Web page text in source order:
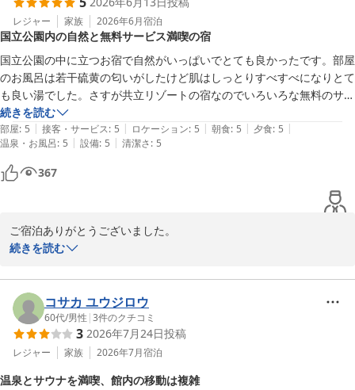
匠の宿 深山桜庵（共立リゾート）
2026-06-10
レジャー 家族 2026年6月宿泊
国立公園内の自然と無料サービス満喫の宿
国立公園の中に立つお宿で自然がいっぱいでとても良かったです。部屋
のお風呂は若干硫黄の匂いがしたけど肌はしっとりすべすべになりとて
も良い湯でした。さすが共立リゾートの宿なのでいろいろな無料のサー
ビスがありとても良かったです。また近いうちに行きたいと思う宿でし
続きを読む
部屋: 5 | 接客・サービス: 5 | ロケーション: 5 | 朝食: 5 | 夕食: 5 |
温泉・お風呂: 5 | 設備: 5 | 清潔さ: 5
367
ご宿泊ありがとうございました。
国立公園の景観や無料サービスを満喫していただけたとのこと、大
お部屋の湯の香りにつきましては好みが分かれる点と受け止め、今
後はご案内と点検をより丁寧に行い快適にお過ごしいただけるよう
配慮してまいります。
奥飛騨では春夏秋冬様々な顔を見せ、どの季節にお越しいただいて
もご満足いただけると思います。
続きを読む
コサカ ユウジロウ
60代/男性 |3件のクチコミ
3 2026年7月24日投稿
レジャー 家族 2026年7月宿泊
温泉とサウナを満喫、館内の移動は複雑